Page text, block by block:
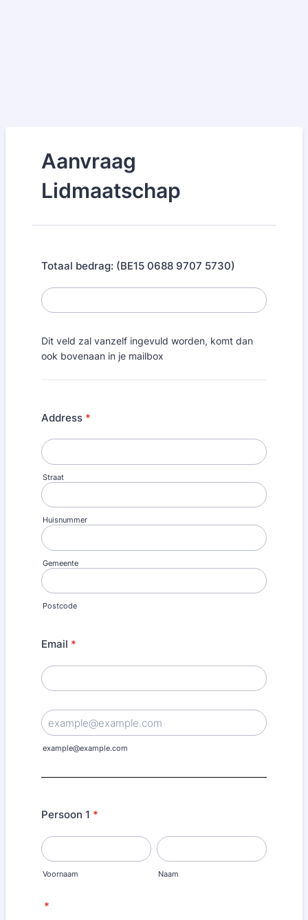
Aanvraag
Lidmaatschap
Totaal bedrag: (BE15 0688 9707 5730)
Dit veld zal vanzelf ingevuld worden, komt dan
ook bovenaan in je mailbox
Address *
Straat
Huisnummer
Gemeente
Postcode
Email *
Confirmation Email
example@example.com
Persoon 1 *
Voornaam Naam
*